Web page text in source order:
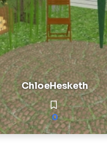
ChloeHesketh
0